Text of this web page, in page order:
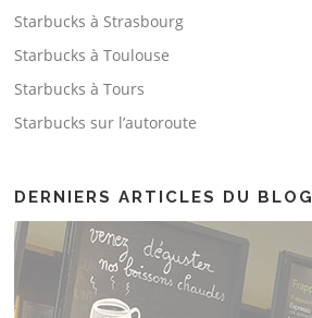
Starbucks à Strasbourg
Starbucks à Toulouse
Starbucks à Tours
Starbucks sur l’autoroute
DERNIERS ARTICLES DU BLOG